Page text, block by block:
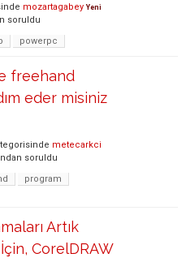
mozartagabey Yeni
soruldu
powerpc
freehand
eder misiniz
metecarkci
soruldu
program
Artık
CorelDRAW